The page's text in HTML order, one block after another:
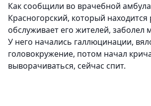
Как сообщили во врачебной
Красногорский, который
обслуживает его жителей, заболел
У него начались галлюцинации,
головокружение, потом начал
выворачиваться, сейчас спит.